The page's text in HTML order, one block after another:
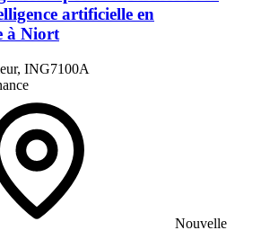
artificielle en
à Niort
ING7100A
Nouvelle